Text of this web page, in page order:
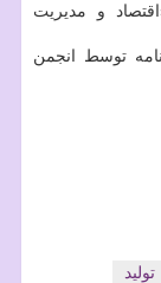
و مدیریت
توسط انجمن
تولید